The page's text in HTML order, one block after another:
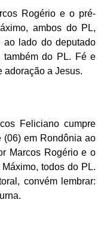
Rogério e o pré-
ambos do PL,
ao lado do deputado
também do PL. Fé e
adoração a Jesus.
Feliciano cumpre
(06) em Rondônia ao
Marcos Rogério e o
todos do PL.
convém lembrar: